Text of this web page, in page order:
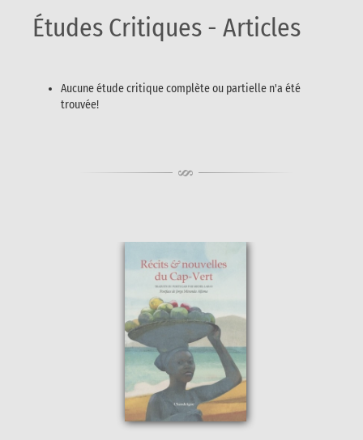
Études Critiques - Articles
Aucune étude critique complète ou partielle n'a été
trouvée!